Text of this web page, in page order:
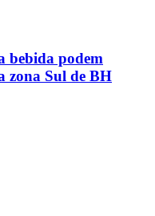
bebida podem
zona Sul de BH